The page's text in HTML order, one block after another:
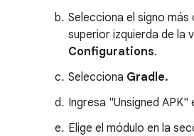
Selecciona el signo más
superior izquierda de la
Configurations.
Selecciona Gradle.
Ingresa "Unsigned APK"
Elige el módulo en la